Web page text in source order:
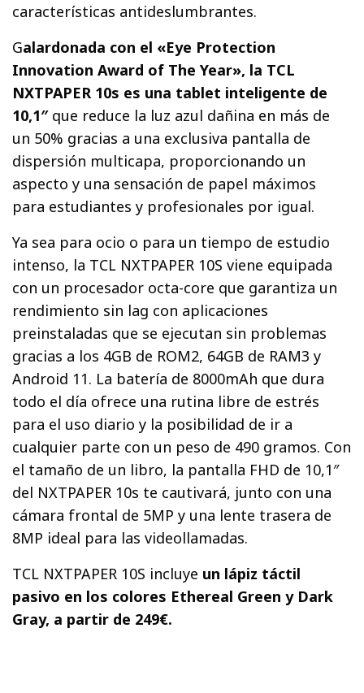
características antideslumbrantes.
Galardonada con el «Eye Protection
Innovation Award of The Year», la TCL
NXTPAPER 10s es una tablet inteligente de
10,1″que reduce la luz azul dañina en más de
un 50% gracias a una exclusiva pantalla de
dispersión multicapa, proporcionando un
aspecto y una sensación de papel máximos
para estudiantes y profesionales por igual.
Ya sea para ocio o para un tiempo de estudio
intenso, la TCL NXTPAPER 10S viene equipada
con un procesador octa-core que garantiza un
rendimiento sin lag con aplicaciones
preinstaladas que se ejecutan sin problemas
gracias a los 4GB de ROM2, 64GB de RAM3 y
Android 11. La batería de 8000mAh que dura
todo el día ofrece una rutina libre de estrés
para el uso diario y la posibilidad de ir a
cualquier parte con un peso de 490 gramos. Con
el tamaño de un libro, la pantalla FHD de 10,1″
del NXTPAPER 10s te cautivará, junto con una
cámara frontal de 5MP y una lente trasera de
8MP ideal para las videollamadas.
TCL NXTPAPER 10S incluye un lápiz táctil
pasivo en los colores Ethereal Green y Dark
Gray, a partir de 249€.